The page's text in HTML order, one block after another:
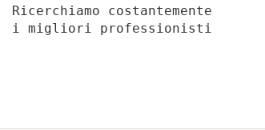
Ricerchiamo costantemente
i migliori professionisti